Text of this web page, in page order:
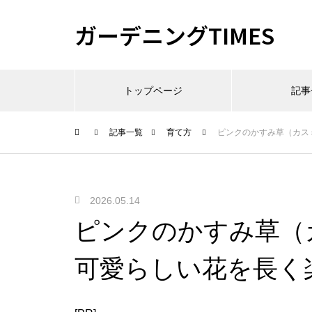
ガーデニングTIMES
トップページ 記
記事一覧 育て方 ピンクのかすみ草（カ
2026.05.14
ピンクのかすみ草
可愛らしい花を長く